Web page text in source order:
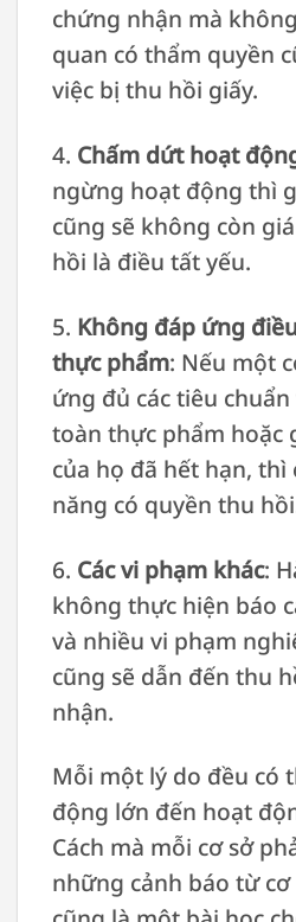
chứng nhận mà
quan có thẩm quyền
việc bị thu hồi giấy.
4. Chấm dứt hoạt
ngừng hoạt động thì
cũng sẽ không còn
hồi là điều tất yếu.
5. Không đáp ứng
thực phẩm: Nếu một
ứng đủ các tiêu chuẩn
toàn thực phẩm hoặc
của họ đã hết hạn, thì
năng có quyền thu
6. Các vi phạm khác:
không thực hiện báo
và nhiều vi phạm
cũng sẽ dẫn đến thu
nhận.
Mỗi một lý do đều có
động lớn đến hoạt
Cách mà mỗi cơ sở
những cảnh báo từ